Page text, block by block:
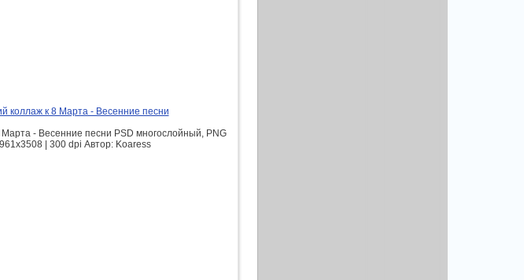
коллаж к 8 Марта - Весенние песни
Марта - Весенние песни PSD многослойный, PNG
| 300 dpi Автор: Koaress